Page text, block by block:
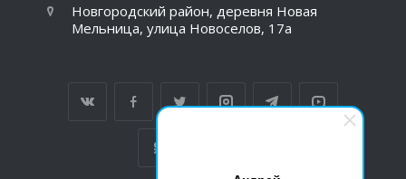
Новгородский район, деревня Новая
Мельница, улица Новоселов, 17а